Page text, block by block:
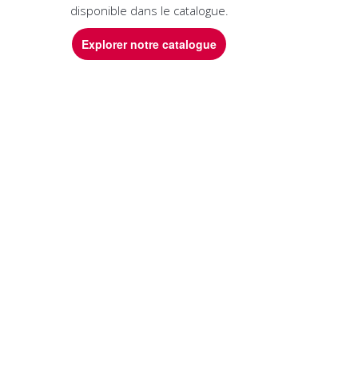
disponible dans le catalogue.
Explorer notre catalogue